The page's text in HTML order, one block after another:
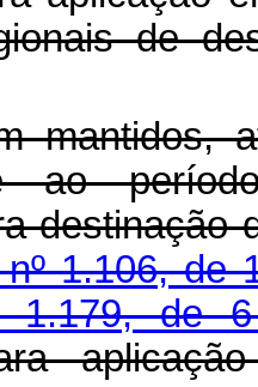
de
mantidos,
ao
1.106, de
1.179, de